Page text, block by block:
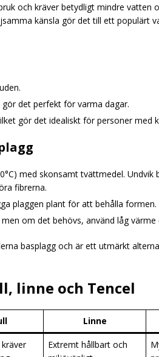
och kräver betydligt mindre vatten
känsla gör det till ett populärt
det perfekt för varma dagar.
gör det idealiskt för personer med
med skonsamt tvättmedel. Undvik
fibrerna.
plaggen plant för att behålla formen.
om det behövs, använd låg värme
basplagg och är ett utmärkt
linne och Tencel
Linne
Extremt hållbart och